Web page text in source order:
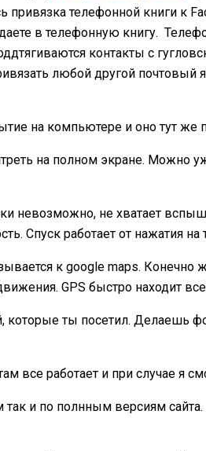
телефонной книги к
в телефонную книгу.
контакты с
любой другой почтовый
на компьютере и оно тут же
на полном экране. Можно
невозможно, не хватает
Спуск работает от нажатия на
к google maps.
GPS быстро находит
которые ты посетил.
все работает и при случае я
и по полнным версиям